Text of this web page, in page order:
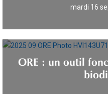
mardi 16
ORE : un outil